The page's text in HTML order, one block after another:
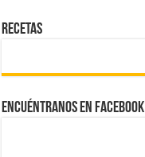
Recetas
Encuéntranos en Facebook